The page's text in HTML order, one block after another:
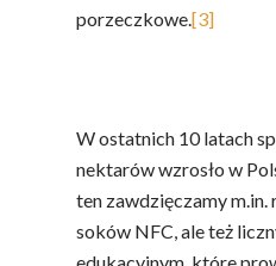
porzeczkowe.[3]
W ostatnich 10 latach
nektarów wzrosło w
ten zawdzięczamy
soków NFC, ale też
edukacyjnym, które